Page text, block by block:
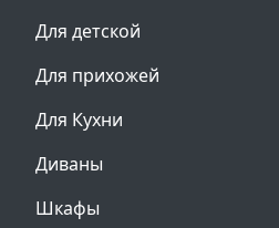
Для детской
Для прихожей
Для Кухни
Диваны
Шкафы